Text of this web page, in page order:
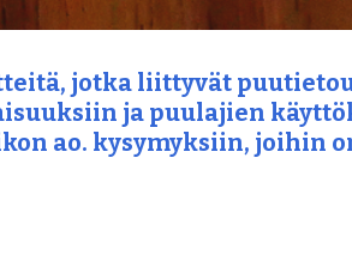
jotka liittyvät
ja puulajien
ao. kysymyksiin, joihin